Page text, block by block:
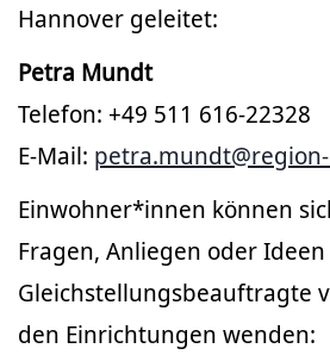
Hannover geleitet:
Petra Mundt
Telefon: +49 511 616-22328
E-Mail:
Einwohner*innen können
Fragen, Anliegen oder
Gleichstellungsbeauftragte
den Einrichtungen wenden: